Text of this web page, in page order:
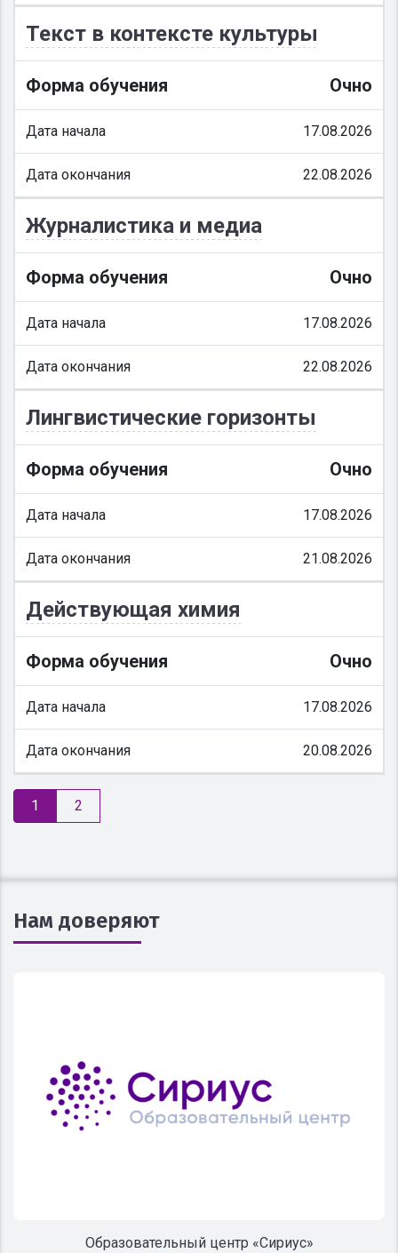
Текст в контексте культуры
Форма обучения Очно
Дата начала 17.08.2026
Дата окончания 22.08.2026
Журналистика и медиа
Форма обучения Очно
Дата начала 17.08.2026
Дата окончания 22.08.2026
Лингвистические горизонты
Форма обучения Очно
Дата начала 17.08.2026
Дата окончания 21.08.2026
Действующая химия
Форма обучения Очно
Дата начала 17.08.2026
Дата окончания 20.08.2026
1 2
Нам доверяют
Образовательный центр «Сириус»